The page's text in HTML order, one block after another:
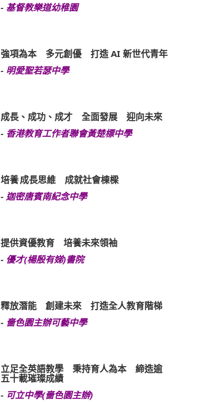
- 基督教樂道幼稚園
強項為本 多元創優 打造 AI 新世代青年
- 明愛聖若瑟中學
成長、成功、成才 全面發展 迎向未來
- 香港教育工作者聯會黃楚標中學
培養 成長思維 成就社會棟樑
- 迦密唐賓南紀念中學
提供資優教育 培養未來領袖
- 優才(楊殷有娣)書院
釋放潛能 創建未來 打造全人教育階梯
- 嗇色園主辦可藝中學
立足全英語教學 秉持育人為本 締造逾
五十載璀璨成績
- 可立中學(嗇色園主辦)